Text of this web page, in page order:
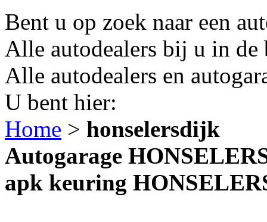
Bent u op zoek naar een
Alle autodealers bij u in
Alle autodealers en
U bent hier:
Home > honselersdijk
Autogarage
apk keuring